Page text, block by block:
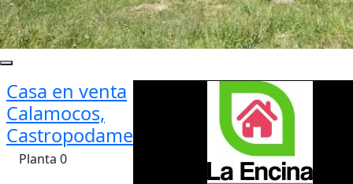
Casa en venta
Calamocos,
Castropodame
Planta 0